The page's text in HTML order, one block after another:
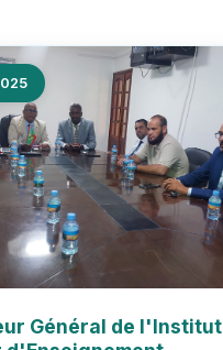
Général de l'Institut